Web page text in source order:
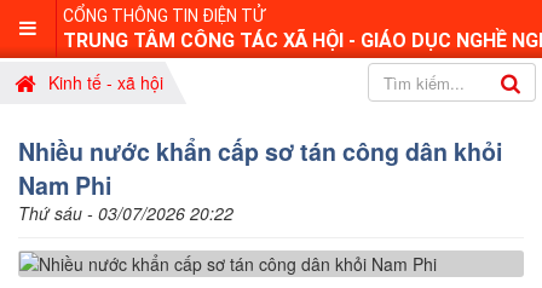
CỔNG THÔNG TIN ĐIỆN TỬ
TRUNG TÂM CÔNG TÁC XÃ HỘI - GIÁO DỤC NGHỀ
Kinh tế - xã hội
Nhiều nước khẩn cấp sơ tán công dân khỏi
Nam Phi
Thứ sáu - 03/07/2026 20:22